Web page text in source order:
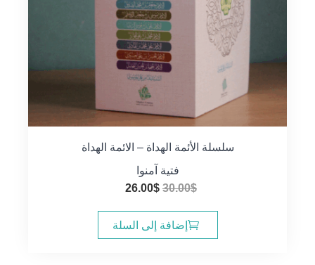
سلسلة الأئمة الهداة – الائمة الهداة
فتية آمنوا
30.00$
السعر
هو:
30.00$.
26.00$
هو:
26.00$.
إضافة إلى السلة